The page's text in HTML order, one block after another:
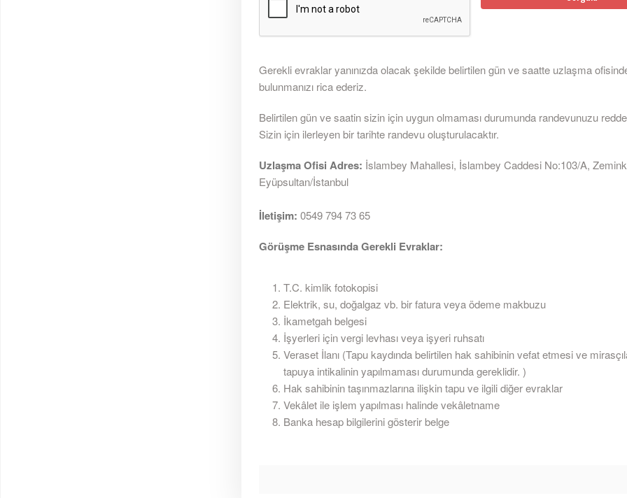
Gerekli evraklar yanınızda olacak şekilde belirtilen gün ve saatte uzlaşma
bulunmanızı rica ederiz.
Belirtilen gün ve saatin sizin için uygun olmaması durumunda randevunuzu
Sizin için ilerleyen bir tarihte randevu oluşturulacaktır.
Uzlaşma Ofisi Adres: İslambey Mahallesi, İslambey Caddesi No:103/A,
Eyüpsultan/İstanbul
İletişim: 0549 794 73 65
Görüşme Esnasında Gerekli Evraklar:
T.C. kimlik fotokopisi
Elektrik, su, doğalgaz vb. bir fatura veya ödeme makbuzu
İkametgah belgesi
İşyerleri için vergi levhası veya işyeri ruhsatı
Veraset İlanı (Tapu kaydında belirtilen hak sahibinin vefat etmesi ve
tapuya intikalinin yapılmaması durumunda gereklidir. )
Hak sahibinin taşınmazlarına ilişkin tapu ve ilgili diğer evraklar
Vekâlet ile işlem yapılması halinde vekâletname
Banka hesap bilgilerini gösterir belge